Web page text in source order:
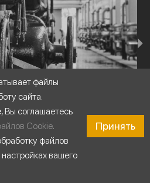
воды
файлы
сайта.
Вы соглашаетесь
Cookie.
файлов
вашего
Принять